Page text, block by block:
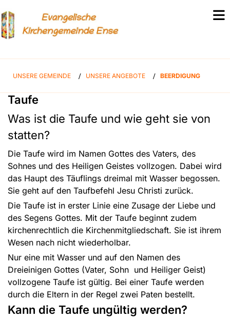
UNSERE GEMEINDE / UNSERE ANGEBOTE / BEERDIGUNG
Taufe
Was ist die Taufe und wie geht sie von
statten?
Die Taufe wird im Namen Gottes des Vaters, des
Sohnes und des Heiligen Geistes vollzogen. Dabei wird
das Haupt des Täuflings dreimal mit Wasser begossen.
Sie geht auf den Taufbefehl Jesu Christi zurück.
Die Taufe ist in erster Linie eine Zusage der Liebe und
des Segens Gottes. Mit der Taufe beginnt zudem
kirchenrechtlich die Kirchenmitgliedschaft. Sie ist ihrem
Wesen nach nicht wiederholbar.
Nur eine mit Wasser und auf den Namen des
Dreieinigen Gottes (Vater, Sohn und Heiliger Geist)
vollzogene Taufe ist gültig. Bei einer Taufe werden
durch die Eltern in der Regel zwei Paten bestellt.
Kann die Taufe ungültig werden?